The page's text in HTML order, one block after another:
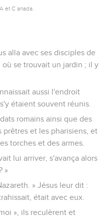
et C anada.
alla avec ses disciples de
se trouvait un jardin ; il y
aussi l'endroit
étaient souvent réunis.
romains ainsi que des
prêtres et les pharisiens, et
torches et des armes.
lui arriver, s'avança alors
»
» Jésus leur dit :
était avec eux.
», ils reculèrent et